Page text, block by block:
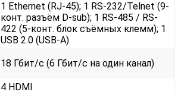
1 Ethernet (RJ-45); 1 RS-232/Telnet (9-
конт. разъём D-sub); 1 RS-485 / RS-
422 (5-конт. блок съёмных клемм); 1
USB 2.0 (USB-A)
18 Гбит/с (6 Гбит/с на один канал)
4 HDMI